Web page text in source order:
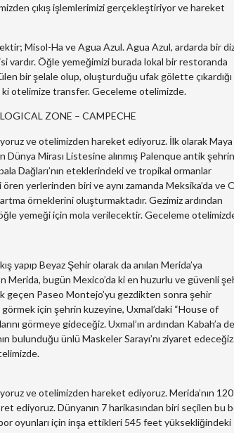
çıkış işlemlerimizi gerçekleştiriyor ve hareket
Misol-Ha ve Agua Azul. Agua Azul, ardarda bir
Öğle yemeğimizi burada lokal bir restoranda
bir şelale olup, oluşturduğu ufak gölette
otelimize transfer. Geceleme otelimizde.
ZONE – CAMPECHE
ve otelimizden hareket ediyoruz. İlk olarak Maya
Dünya Mirası Listesine alınmış Palenque antik
Dağları’nın eteklerindeki ve tropikal ormanlar
yerlerinden biri ve aynı zamanda Meksika’da ve
örneklerini oluşturmaktadır. Gezimiz ardından
yemeği için mola verilecektir. Geceleme
yapıp Beyaz Şehir olarak da anılan Merida’ya
bugün Mexico’da ki en huzurlu ve güvenli
geçen Paseo Montejo’yu gezdikten sonra şehir
için şehrin kuzeyine, Uxmal’daki “House of
görmeye gideceğiz. Uxmal’ın ardından Kabah’a
bulunduğu ünlü Maskeler Sarayı’nı ziyaret
ve otelimizden hareket ediyoruz. Merida’nın
ediyoruz. Dünyanın 7 harikasından biri seçilen bu
oyunları için inşa ettikleri 545 feet yüksekliğindeki